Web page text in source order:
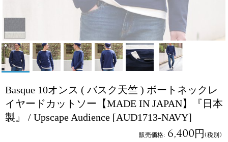
Basque 10オンス ( バスク天竺 ) ボートネックレ
イヤードカットソー【MADE IN JAPAN】『日本
製』 / Upscape Audience [AUD1713-NAVY]
販売価格: 6,400円(税別)